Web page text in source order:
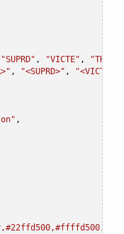
"SUPRD" , "VICTE" ,
"THREE"
, "<SUPRD>" , "<VICTE>"
,